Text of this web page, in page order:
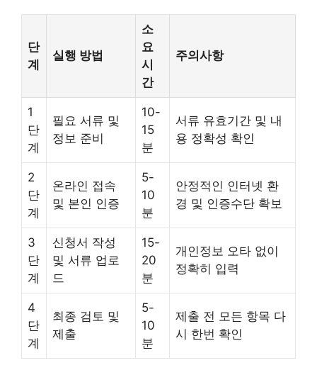
단
계
실행 방법
소
요
시
간
주의사항
1
단
계
필요 서류 및
정보 준비
10-
15
분
서류 유효기간 및 내
용 정확성 확인
2
단
계
온라인 접속
및 본인 인증
5-
10
분
안정적인 인터넷 환
경 및 인증수단 확보
3
단
계
신청서 작성
및 서류 업로
드
15-
20
분
개인정보 오타 없이
정확히 입력
4
단
계
최종 검토 및
제출
5-
10
분
제출 전 모든 항목 다
시 한번 확인